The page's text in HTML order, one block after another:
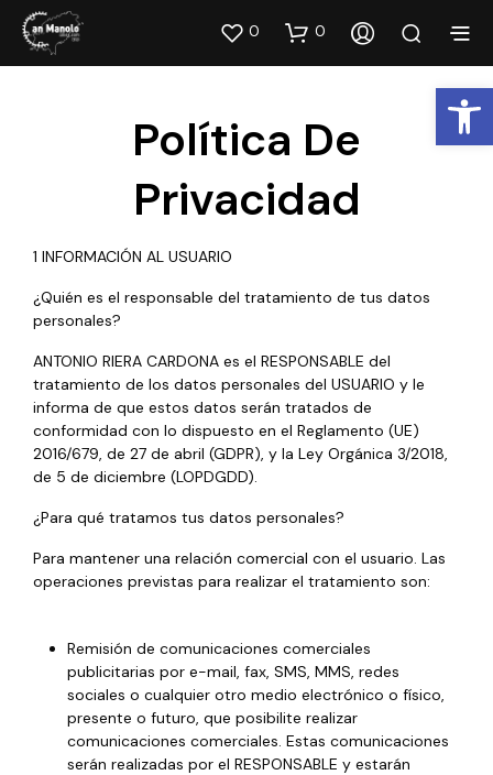
Abrir barra de herramientas
0 0
Política De
Privacidad
1 INFORMACIÓN AL USUARIO
¿Quién es el responsable del tratamiento de tus datos
personales?
ANTONIO RIERA CARDONA es el RESPONSABLE del
tratamiento de los datos personales del USUARIO y le
informa de que estos datos serán tratados de
conformidad con lo dispuesto en el Reglamento (UE)
2016/679, de 27 de abril (GDPR), y la Ley Orgánica 3/2018,
de 5 de diciembre (LOPDGDD).
¿Para qué tratamos tus datos personales?
Para mantener una relación comercial con el usuario. Las
operaciones previstas para realizar el tratamiento son:
Remisión de comunicaciones comerciales
publicitarias por e-mail, fax, SMS, MMS, redes
sociales o cualquier otro medio electrónico o físico,
presente o futuro, que posibilite realizar
comunicaciones comerciales. Estas comunicaciones
serán realizadas por el RESPONSABLE y estarán